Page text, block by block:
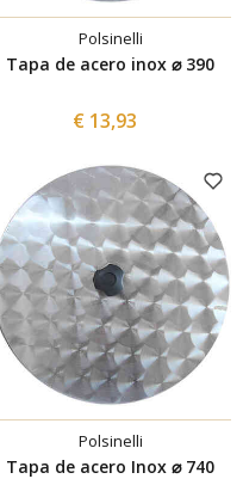
Polsinelli
Tapa de acero inox ⌀ 390
€ 13,93
Polsinelli
Tapa de acero Inox ⌀ 740